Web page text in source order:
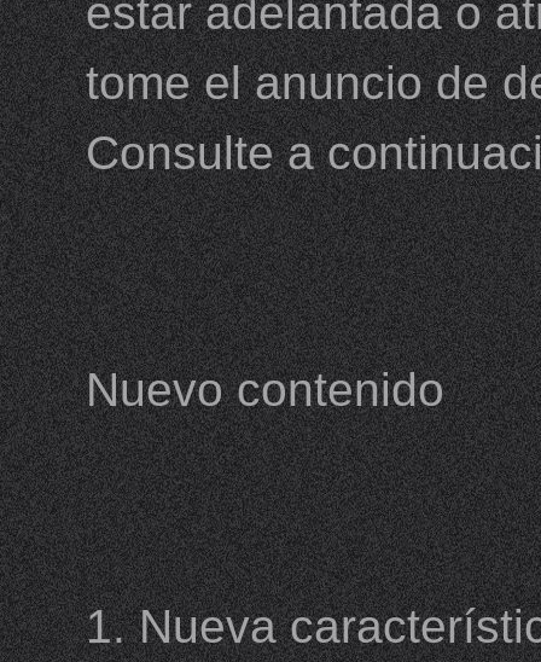
estar adelantada o
tome el anuncio de
Consulte a
Nuevo contenido
1. Nueva